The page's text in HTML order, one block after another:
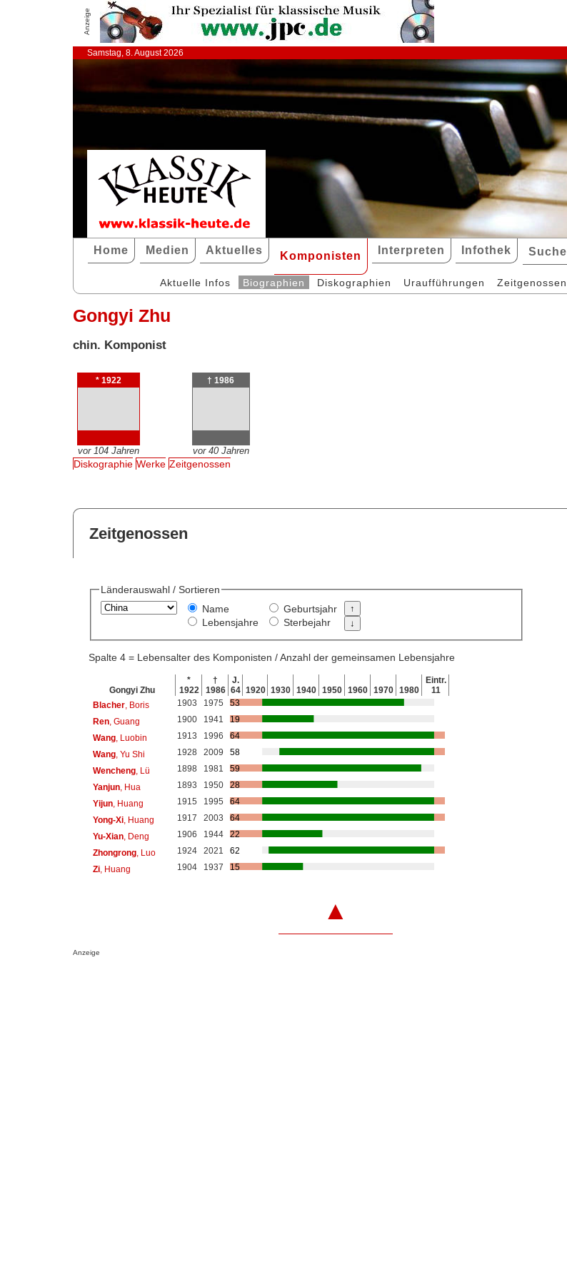
Anzeige
Samstag, 8. August 2026
Home Medien Aktuelles Komponisten Interpreten Infothek Suche
Aktuelle Infos Biographien Diskographien Uraufführungen Zeitgenossen
Gongyi Zhu
chin. Komponist
* 1922
vor 104 Jahren
† 1986
vor 40 Jahren
Diskographie Werke Zeitgenossen
Zeitgenossen
Länderauswahl / Sortieren
Name
Lebensjahre
Geburtsjahr
Sterbejahr
Spalte 4 = Lebensalter des Komponisten / Anzahl der gemeinsamen Lebensjahre
Gongyi Zhu
*
1922
†
1986
J.
64 1920 1930 1940 1950 1960 1970 1980
Eintr.
11
Blacher, Boris 1903 1975
53
Ren, Guang 1900 1941
19
Wang, Luobin 1913 1996
64
Wang, Yu Shi 1928 2009
58
Wencheng, Lü 1898 1981
59
Yanjun, Hua 1893 1950
28
Yijun, Huang 1915 1995
64
Yong-Xi, Huang 1917 2003
64
Yu-Xian, Deng 1906 1944
22
Zhongrong, Luo 1924 2021
62
Zi, Huang 1904 1937 15
▲
Anzeige